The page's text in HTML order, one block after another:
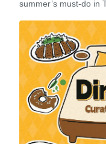
summer’s must-do in